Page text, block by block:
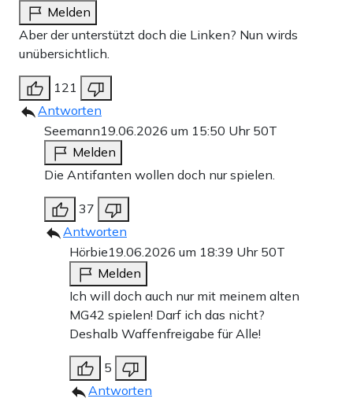
Melden
Aber der unterstützt doch die Linken? Nun wirds
unübersichtlich.
121
Antworten
Seemann19.06.2026 um 15:50 Uhr 50T
Melden
Die Antifanten wollen doch nur spielen.
37
Antworten
Hörbie19.06.2026 um 18:39 Uhr 50T
Melden
Ich will doch auch nur mit meinem alten
MG42 spielen! Darf ich das nicht?
Deshalb Waffenfreigabe für Alle!
5
Antworten